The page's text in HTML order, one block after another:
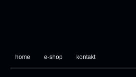
home e-shop kontakt